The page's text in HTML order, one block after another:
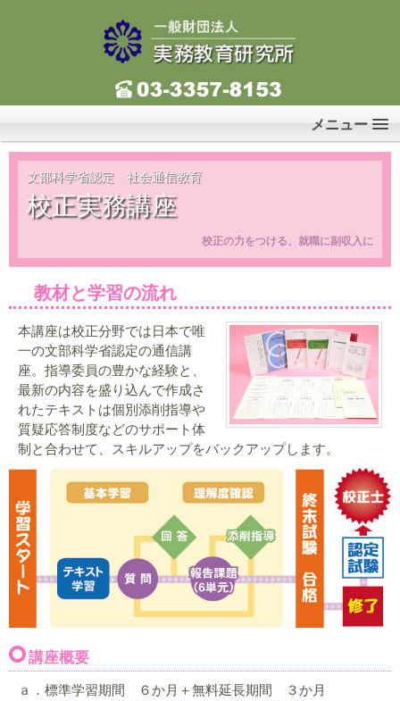
メニュー
文部科学省認定 社会通信教育
校正実務講座
校正の力をつける、就職に副収入に
教材と学習の流れ
本講座は校正分野では日本で唯
一の文部科学省認定の通信講
座。指導委員の豊かな経験と、
最新の内容を盛り込んで作成さ
れたテキストは個別添削指導や
質疑応答制度などのサポート体
制と合わせて、スキルアップをバックアップします。
講座概要
ａ．標準学習期間 ６か月＋無料延長期間 ３か月